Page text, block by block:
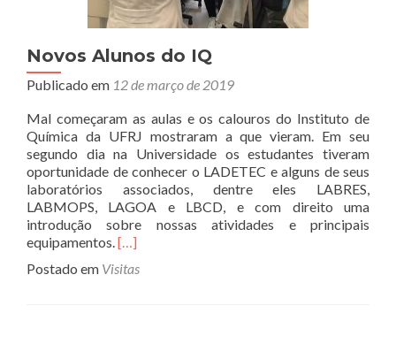
Novos Alunos do IQ
Publicado em 12 de março de 2019
Mal começaram as aulas e os calouros do Instituto de
Química da UFRJ mostraram a que vieram. Em seu
segundo dia na Universidade os estudantes tiveram
oportunidade de conhecer o LADETEC e alguns de seus
laboratórios associados, dentre eles LABRES,
LABMOPS, LAGOA e LBCD, e com direito uma
introdução sobre nossas atividades e principais
equipamentos.Leia
sobreNovos
[…]
Postado em Visitas